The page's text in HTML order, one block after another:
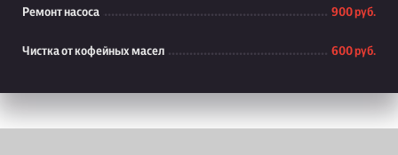
Ремонт насоса 900 руб.
Чистка от кофейных масел 600 руб.